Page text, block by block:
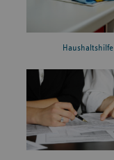
Haushaltshilfe